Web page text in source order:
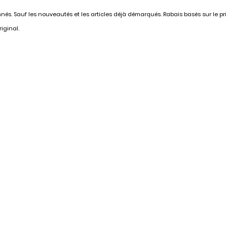
Sauf les nouveautés et les articles déjà démarqués. Rabais basés sur le